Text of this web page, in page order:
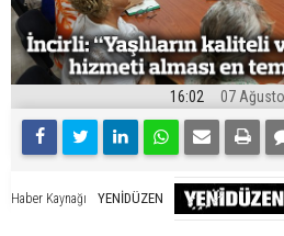
16:02 07
Haber Kaynağı YENİDÜZEN